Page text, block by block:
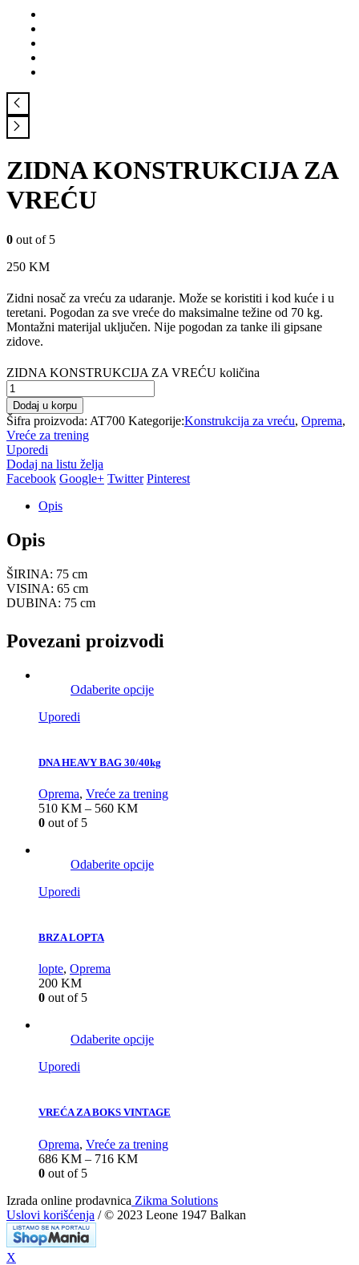
ZIDNA KONSTRUKCIJA ZA
VREĆU
0 out of 5
250 KM
Zidni nosač za vreću za udaranje. Može se koristiti i kod kuće i u
teretani. Pogodan za sve vreće do maksimalne težine od 70 kg.
Montažni materijal uključen. Nije pogodan za tanke ili gipsane
zidove.
ZIDNA KONSTRUKCIJA ZA VREĆU količina
Dodaj u korpu
Šifra proizvoda: AT700 Kategorije:Konstrukcija za vreću, Oprema,
Vreće za trening
Uporedi
Dodaj na listu želja
Facebook Google+ Twitter Pinterest
Opis
Opis
ŠIRINA: 75 cm
VISINA: 65 cm
DUBINA: 75 cm
Povezani proizvodi
Odaberite opcije
Uporedi
DNA HEAVY BAG 30/40kg
Oprema, Vreće za trening
510 KM – 560 KM
0 out of 5
Odaberite opcije
Uporedi
BRZA LOPTA
lopte, Oprema
200 KM
0 out of 5
Odaberite opcije
Uporedi
VREĆA ZA BOKS VINTAGE
Oprema, Vreće za trening
686 KM – 716 KM
0 out of 5
Izrada online prodavnica Zikma Solutions
Uslovi korišćenja / © 2023 Leone 1947 Balkan
X